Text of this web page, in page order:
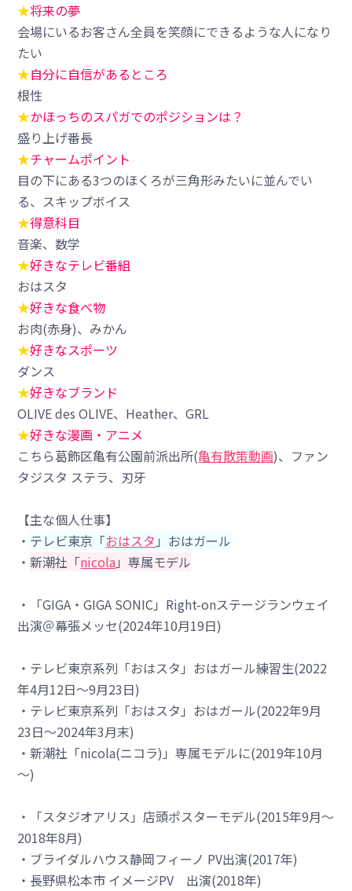
★将来の夢
会場にいるお客さん全員を笑顔にできるような人になり
たい
★自分に自信があるところ
根性
★かほっちのスパガでのポジションは？
盛り上げ番長
★チャームポイント
目の下にある3つのほくろが三角形みたいに並んでい
る、スキップボイス
★得意科目
音楽、数学
★好きなテレビ番組
おはスタ
★好きな食べ物
お肉(赤身)、みかん
★好きなスポーツ
ダンス
★好きなブランド
OLIVE des OLIVE、Heather、GRL
★好きな漫画・アニメ
こちら葛飾区亀有公園前派出所(亀有散策動画)、ファン
タジスタ ステラ、刃牙
【主な個人仕事】
・ テレビ東京「おはスタ 」おはガール
・新潮社「nicola」専属モデル
・「GIGA・GIGA SONIC」Right-onステージランウェイ
出演＠幕張メッセ(2024年10月19日)
・テレビ東京系列「おはスタ」おはガール練習生(2022
年4月12日～9月23日)
・テレビ東京系列「おはスタ」おはガール(2022年9月
23日～2024年3月末)
・新潮社「nicola(ニコラ)」専属モデルに(2019年10月
～)
・「スタジオアリス」店頭ポスターモデル(2015年9月～
2018年8月)
・ブライダルハウス静岡フィーノ PV出演(2017年)
・長野県松本市 イメージPV 出演(2018年)